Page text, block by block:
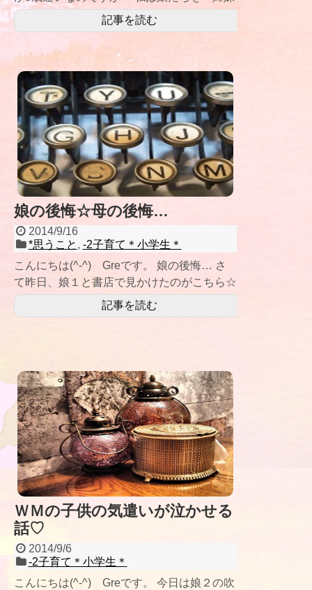
らしくない姉妹」に 育てよ
記事を読む
娘の後悔☆母の後悔…
2014/9/16
*思うこと , -2子育て＊小学生＊
こんにちは(^-^) Greです。 娘の後悔… さ
て昨日、娘１と書店で見かけたのがこちら☆
大人の科学シリーズ
記事を読む
ＷＭの子供の気遣いが泣かせる
話♡
2014/9/6
-2子育て＊小学生＊
こんにちは(^-^) Greです。 今日は娘２の吹